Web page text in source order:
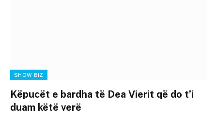
SHOW BIZ
Këpucët e bardha të Dea Vierit që do t’i
duam këtë verë